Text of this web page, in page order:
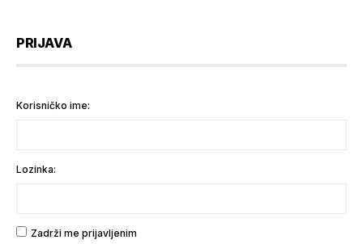
PRIJAVA
Korisničko ime:
Lozinka:
Zadrži me prijavljenim